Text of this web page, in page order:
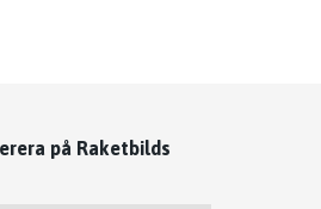
på Raketbilds